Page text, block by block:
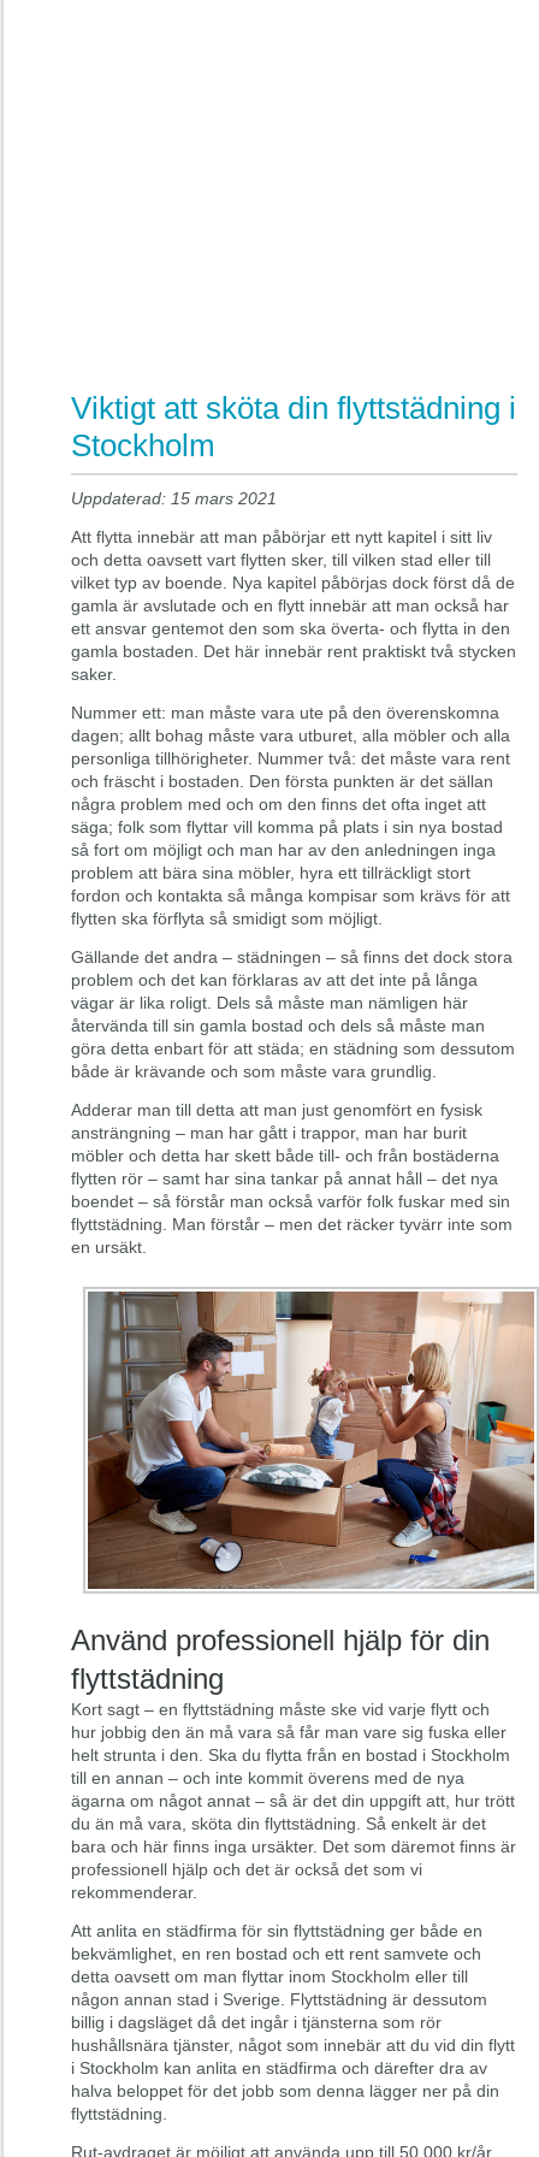
Viktigt att sköta din flyttstädning i
Stockholm
Uppdaterad: 15 mars 2021
Att flytta innebär att man påbörjar ett nytt kapitel i sitt liv
och detta oavsett vart flytten sker, till vilken stad eller till
vilket typ av boende. Nya kapitel påbörjas dock först då de
gamla är avslutade och en flytt innebär att man också har
ett ansvar gentemot den som ska överta- och flytta in den
gamla bostaden. Det här innebär rent praktiskt två stycken
saker.
Nummer ett: man måste vara ute på den överenskomna
dagen; allt bohag måste vara utburet, alla möbler och alla
personliga tillhörigheter. Nummer två: det måste vara rent
och fräscht i bostaden. Den första punkten är det sällan
några problem med och om den finns det ofta inget att
säga; folk som flyttar vill komma på plats i sin nya bostad
så fort om möjligt och man har av den anledningen inga
problem att bära sina möbler, hyra ett tillräckligt stort
fordon och kontakta så många kompisar som krävs för att
flytten ska förflyta så smidigt som möjligt.
Gällande det andra – städningen – så finns det dock stora
problem och det kan förklaras av att det inte på långa
vägar är lika roligt. Dels så måste man nämligen här
återvända till sin gamla bostad och dels så måste man
göra detta enbart för att städa; en städning som dessutom
både är krävande och som måste vara grundlig.
Adderar man till detta att man just genomfört en fysisk
ansträngning – man har gått i trappor, man har burit
möbler och detta har skett både till- och från bostäderna
flytten rör – samt har sina tankar på annat håll – det nya
boendet – så förstår man också varför folk fuskar med sin
flyttstädning. Man förstår – men det räcker tyvärr inte som
en ursäkt.
Använd professionell hjälp för din
flyttstädning
Kort sagt – en flyttstädning måste ske vid varje flytt och
hur jobbig den än må vara så får man vare sig fuska eller
helt strunta i den. Ska du flytta från en bostad i Stockholm
till en annan – och inte kommit överens med de nya
ägarna om något annat – så är det din uppgift att, hur trött
du än må vara, sköta din flyttstädning. Så enkelt är det
bara och här finns inga ursäkter. Det som däremot finns är
professionell hjälp och det är också det som vi
rekommenderar.
Att anlita en städfirma för sin flyttstädning ger både en
bekvämlighet, en ren bostad och ett rent samvete och
detta oavsett om man flyttar inom Stockholm eller till
någon annan stad i Sverige. Flyttstädning är dessutom
billig i dagsläget då det ingår i tjänsterna som rör
hushållsnära tjänster, något som innebär att du vid din flytt
i Stockholm kan anlita en städfirma och därefter dra av
halva beloppet för det jobb som denna lägger ner på din
flyttstädning.
Rut-avdraget är möjligt att använda upp till 50.000 kr/år